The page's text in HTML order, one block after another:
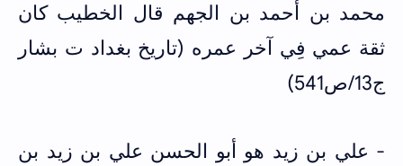
محمد بن أحمد بن الجهم قال الخطيب كان
ثقة عمي فِي آخر عمره (تاريخ بغداد ت بشار
ج13/ص541)
- علي بن زيد هو أبو الحسن علي بن زيد بن